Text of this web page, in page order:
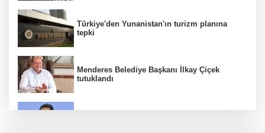
Türkiye'den Yunanistan'ın turizm planına
tepki
Menderes Belediye Başkanı İlkay Çiçek
tutuklandı